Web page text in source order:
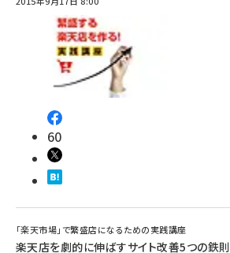
60
「楽天市場」で繁盛店になるための実践講座
楽天店を劇的に伸ばすサイト改善5つの鉄則